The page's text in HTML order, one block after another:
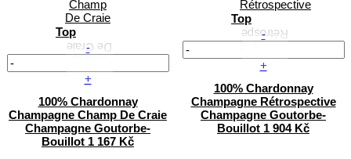
Top
-
+
100% Chardonnay
Champagne Champ De Craie
Champagne Goutorbe-
Bouillot 1 167 Kč
Top
-
+
100% Chardonnay
Champagne Rétrospective
Champagne Goutorbe-
Bouillot 1 904 Kč